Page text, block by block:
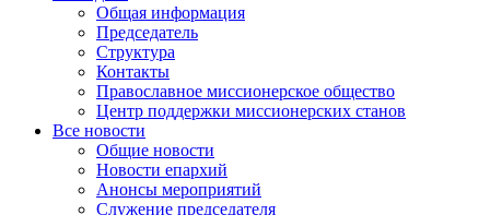
Общая информация
Председатель
Структура
Контакты
Православное миссионерское общество
Центр поддержки миссионерских станов
Все новости
Общие новости
Новости епархий
Анонсы мероприятий
Служение председателя